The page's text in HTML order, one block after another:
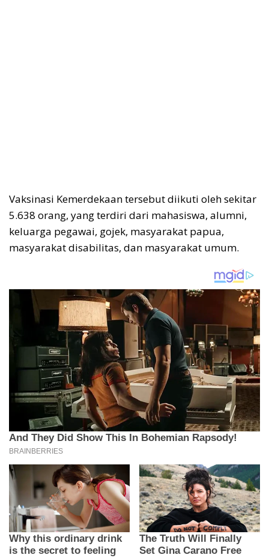
Vaksinasi Kemerdekaan tersebut diikuti oleh sekitar
5.638 orang, yang terdiri dari mahasiswa, alumni,
keluarga pegawai, gojek, masyarakat papua,
masyarakat disabilitas, dan masyarakat umum.